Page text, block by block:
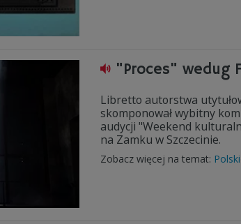
"Proces" wedug
Libretto autorstwa
skomponował wybitny
audycji "Weekend
na Zamku w Szczecinie.
Zobacz więcej na temat: